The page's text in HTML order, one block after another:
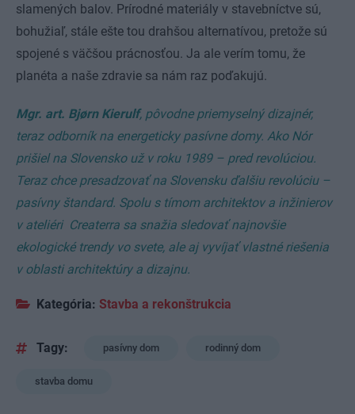
slamených balov. Prírodné materiály v stavebníctve sú,
bohužiaľ, stále ešte tou drahšou alternatívou, pretože sú
spojené s väčšou prácnosťou. Ja ale verím tomu, že
planéta a naše zdravie sa nám raz poďakujú.
Mgr. art. Bjørn Kierulf, pôvodne priemyselný dizajnér,
teraz odborník na energeticky pasívne domy. Ako Nór
prišiel na Slovensko už v roku 1989 – pred revolúciou.
Teraz chce presadzovať na Slovensku ďalšiu revolúciu –
pasívny štandard. Spolu s tímom architektov a inžinierov
v ateliéri Createrra sa snažia sledovať najnovšie
ekologické trendy vo svete, ale aj vyvíjať vlastné riešenia
v oblasti architektúry a dizajnu.
Kategória: Stavba a rekonštrukcia
Tagy: pasívny dom rodinný dom
stavba domu